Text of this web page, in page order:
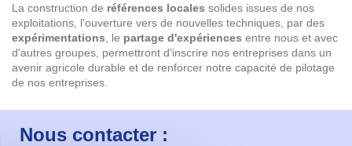
La construction de références locales solides issues de nos
exploitations, l'ouverture vers de nouvelles techniques, par des
expérimentations , le partage d'expériences entre nous et avec
d'autres groupes, permettront d'inscrire nos entreprises dans un
avenir agricole durable et de renforcer notre capacité de pilotage
de nos entreprises.
Nous contacter :